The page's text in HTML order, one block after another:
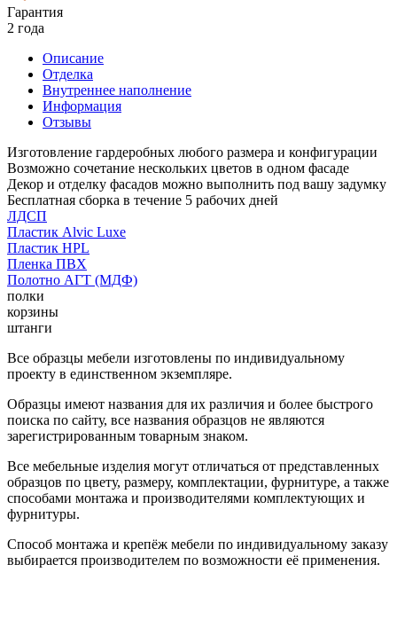
Гарантия
2 года
Описание
Отделка
Внутреннее наполнение
Информация
Отзывы
Изготовление гардеробных любого размера и конфигурации
Возможно сочетание нескольких цветов в одном фасаде
Декор и отделку фасадов можно выполнить под вашу задумку
Бесплатная сборка в течение 5 рабочих дней
ЛДСП
Пластик Alvic Luxe
Пластик HPL
Пленка ПВХ
Полотно АГТ (МДФ)
полки
корзины
штанги
Все образцы мебели изготовлены по индивидуальному
проекту в единственном экземпляре.
Образцы имеют названия для их различия и более быстрого
поиска по сайту, все названия образцов не являются
зарегистрированным товарным знаком.
Все мебельные изделия могут отличаться от представленных
образцов по цвету, размеру, комплектации, фурнитуре, а также
способами монтажа и производителями комплектующих и
фурнитуры.
Способ монтажа и крепёж мебели по индивидуальному заказу
выбирается производителем по возможности её применения.